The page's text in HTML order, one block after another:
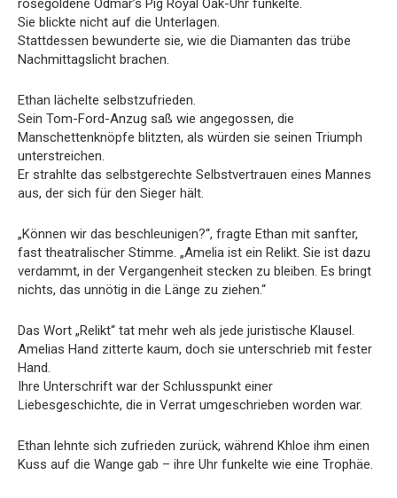
roségoldene Odmar’s Pig Royal Oak-Uhr funkelte.
Sie blickte nicht auf die Unterlagen.
Stattdessen bewunderte sie, wie die Diamanten das trübe
Nachmittagslicht brachen.
Ethan lächelte selbstzufrieden.
Sein Tom-Ford-Anzug saß wie angegossen, die
Manschettenknöpfe blitzten, als würden sie seinen Triumph
unterstreichen.
Er strahlte das selbstgerechte Selbstvertrauen eines Mannes
aus, der sich für den Sieger hält.
„Können wir das beschleunigen?“, fragte Ethan mit sanfter,
fast theatralischer Stimme. „Amelia ist ein Relikt. Sie ist dazu
verdammt, in der Vergangenheit stecken zu bleiben. Es bringt
nichts, das unnötig in die Länge zu ziehen.“
Das Wort „Relikt“ tat mehr weh als jede juristische Klausel.
Amelias Hand zitterte kaum, doch sie unterschrieb mit fester
Hand.
Ihre Unterschrift war der Schlusspunkt einer
Liebesgeschichte, die in Verrat umgeschrieben worden war.
Ethan lehnte sich zufrieden zurück, während Khloe ihm einen
Kuss auf die Wange gab – ihre Uhr funkelte wie eine Trophäe.